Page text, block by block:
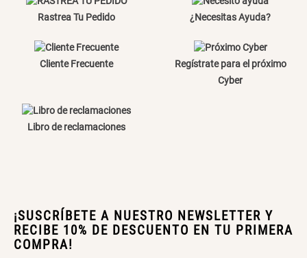
Rastrea Tu Pedido ¿Necesitas Ayuda?
Cliente Frecuente
Regístrate para el próximo
Cyber
Libro de reclamaciones
¡SUSCRÍBETE A NUESTRO NEWSLETTER Y
RECIBE 10% DE DESCUENTO EN TU PRIMERA
COMPRA!
Cama Nido Grande para Perros
S/ 169.00S/ 143.65
Papelero de Plástico Color 8 Lt
S/ 39.90S/ 33.90
Canasto Bambú